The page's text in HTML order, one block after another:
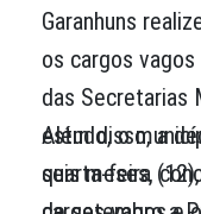
Garanhuns
os cargos
das Secretarias
estudo, o
seis meses,
Além disso, a
quarta-feira